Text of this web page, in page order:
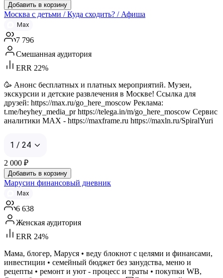
Добавить в корзину
Москва с детьми / Куда сходить? / Афиша
Max
7 796
Смешанная аудитория
ERR 22%
🥳 Анонс бесплатных и платных мероприятий. Музеи,
экскурсии и детские развлечения в Москве! Ссылка для
друзей: https://max.ru/go_here_moscow Реклама:
t.me/heyhey_media_pr https://telega.in/m/go_here_moscow Сервис
аналитики MAX - https://maxframe.ru https://maxln.ru/SpiralYuri
1 / 24
2 000 ₽
Добавить в корзину
Марусин финансовый дневник
Max
6 638
Женская аудитория
ERR 24%
Мама, блогер, Маруся • веду блокнот с целями и финансами,
инвестиции • семейный бюджет без занудства, меню и
рецепты • ремонт и уют - процесс и траты • покупки WB,